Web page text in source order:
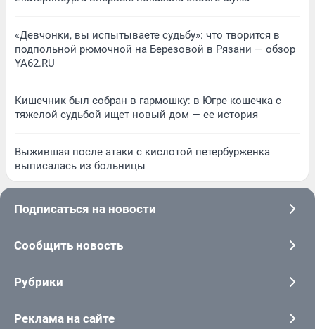
«Девчонки, вы испытываете судьбу»: что творится в
подпольной рюмочной на Березовой в Рязани — обзор
YA62.RU
Кишечник был собран в гармошку: в Югре кошечка с
тяжелой судьбой ищет новый дом — ее история
Выжившая после атаки с кислотой петербурженка
выписалась из больницы
Подписаться на новости
Сообщить новость
Рубрики
Реклама на сайте